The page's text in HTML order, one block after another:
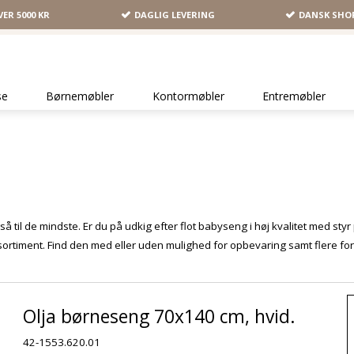
5000 KR DAGLIG LEVERING DANSK
Børnemøbler Kontormøbler Entremøbler
til de mindste. Er du på udkig efter flot babyseng i høj kvalitet med
Find den med eller uden mulighed for opbevaring samt flere
Olja børneseng 70x140 cm, hvid.
42-1553.620.01